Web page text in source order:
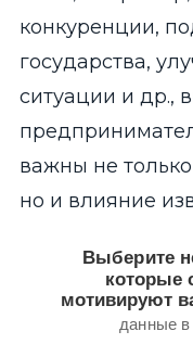
конкуренции,
государства,
ситуации и др.,
важны не
но и влияние
Выберите не
Bar chart with 7 bars.
данные в % от всех
View as data table,
Выберите
которые
мотивируют
данные в